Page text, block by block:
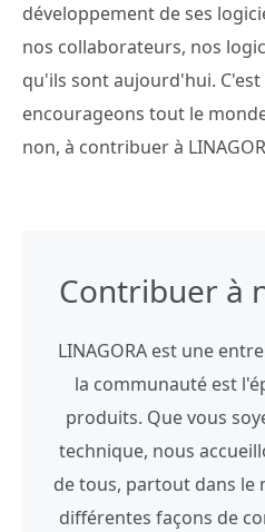
développement de ses
nos collaborateurs, nos
qu'ils sont aujourd'hui.
encourageons tout le
non, à contribuer à
Contribuer à
LINAGORA est une
la communauté est
produits. Que vous
technique, nous
de tous, partout dans le
différentes façons de